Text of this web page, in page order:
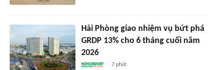
Hải Phòng giao nhiệm vụ bứt phá
GRDP 13% cho 6 tháng cuối năm
2026
7 phút